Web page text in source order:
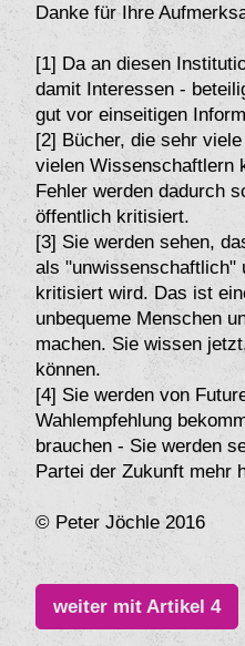
Danke für Ihre
[1] Da an diesen
damit Interessen -
gut vor einseitigen
[2] Bücher, die sehr
vielen Wissenschaftlern
Fehler werden dadurch
öffentlich kritisiert.
[3] Sie werden sehen,
als "unwissenschaftlich"
kritisiert wird. Das ist
unbequeme Menschen
machen. Sie wissen
können.
[4] Sie werden von
Wahlempfehlung
brauchen - Sie werden
Partei der Zukunft mehr
© Peter Jöchle 2016
weiter mit Artikel 4